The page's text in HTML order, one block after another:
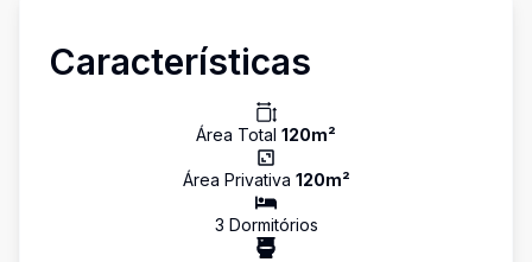
Características
Área Total 120m²
Área Privativa 120m²
3 Dormitórios